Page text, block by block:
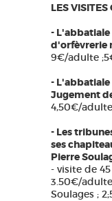
LESVISITES
- L'abbatiale
d'orfèvrerie
9€/adulte
-
Jugement
4,50€/
- Les
ses
Pierre
- visite de
3.50€/
Soulages ;